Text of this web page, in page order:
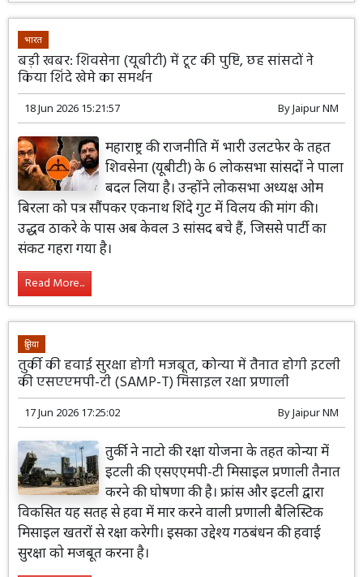
भारत
बड़ी खबर: शिवसेना (यूबीटी) में टूट की पुष्टि, छह सांसदों ने
किया शिंदे खेमे का समर्थन
18 Jun 2026 15:21:57 ByJaipur NM
महाराष्ट्र की राजनीति में भारी उलटफेर के तहत
शिवसेना (यूबीटी) के 6 लोकसभा सांसदों ने पाला
बदल लिया है। उन्होंने लोकसभा अध्यक्ष ओम
बिरला को पत्र सौंपकर एकनाथ शिंदे गुट में विलय की मांग की।
उद्धव ठाकरे के पास अब केवल 3 सांसद बचे हैं, जिससे पार्टी का
संकट गहरा गया है।
Read More...
दुनिया
तुर्की की हवाई सुरक्षा होगी मजबूत, कोन्या में तैनात होगी इटली
की एसएएमपी-टी (SAMP-T) मिसाइल रक्षा प्रणाली
17 Jun 2026 17:25:02 ByJaipur NM
तुर्की ने नाटो की रक्षा योजना के तहत कोन्या में
इटली की एसएएमपी-टी मिसाइल प्रणाली तैनात
करने की घोषणा की है। फ्रांस और इटली द्वारा
विकसित यह सतह से हवा में मार करने वाली प्रणाली बैलिस्टिक
मिसाइल खतरों से रक्षा करेगी। इसका उद्देश्य गठबंधन की हवाई
सुरक्षा को मजबूत करना है।